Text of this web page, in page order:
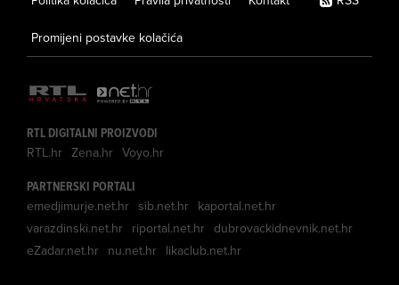
Promijeni postavke kolačića
RTL DIGITALNI PROIZVODI
RTL.hr Zena.hr Voyo.hr
PARTNERSKI PORTALI
emedjimurje.net.hr sib.net.hr kaportal.net.hr
varazdinski.net.hr riportal.net.hr dubrovackidnevnik.net.hr
eZadar.net.hr nu.net.hr likaclub.net.hr